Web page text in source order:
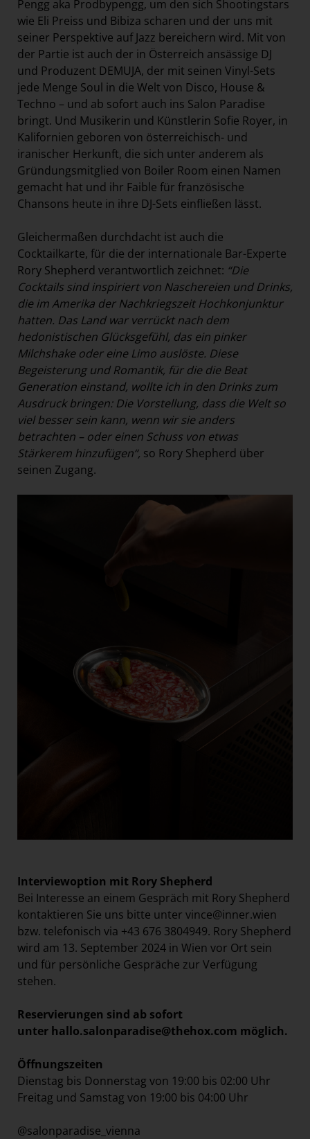
Pengg aka Prodbypengg, um den sich Shootingstars
wie Eli Preiss und Bibiza scharen und der uns mit
seiner Perspektive auf Jazz bereichern wird. Mit von
der Partie ist auch der in Österreich ansässige DJ
und Produzent DEMUJA, der mit seinen Vinyl-Sets
jede Menge Soul in die Welt von Disco, House &
Techno – und ab sofort auch ins Salon Paradise
bringt. Und Musikerin und Künstlerin Sofie Royer, in
Kalifornien geboren von österreichisch- und
iranischer Herkunft, die sich unter anderem als
Gründungsmitglied von Boiler Room einen Namen
gemacht hat und ihr Faible für französische
Chansons heute in ihre DJ-Sets einfließen lässt.
Gleichermaßen durchdacht ist auch die
Cocktailkarte, für die der internationale Bar-Experte
Rory Shepherd verantwortlich zeichnet: “Die
Cocktails sind inspiriert von Naschereien und Drinks,
die im Amerika der Nachkriegszeit Hochkonjunktur
hatten. Das Land war verrückt nach dem
hedonistischen Glücksgefühl, das ein pinker
Milchshake oder eine Limo auslöste. Diese
Begeisterung und Romantik, für die die Beat
Generation einstand, wollte ich in den Drinks zum
Ausdruck bringen: Die Vorstellung, dass die Welt so
viel besser sein kann, wenn wir sie anders
betrachten – oder einen Schuss von etwas
Stärkerem hinzufügen“, so Rory Shepherd über
seinen Zugang.
Interviewoption mit Rory Shepherd
Bei Interesse an einem Gespräch mit Rory Shepherd
kontaktieren Sie uns bitte unter vince@inner.wien
bzw. telefonisch via +43 676 3804949. Rory Shepherd
wird am 13. September 2024 in Wien vor Ort sein
und für persönliche Gespräche zur Verfügung
stehen.
Reservierungen sind ab sofort
unter hallo.salonparadise@thehox.com möglich.
Öffnungszeiten
Dienstag bis Donnerstag von 19:00 bis 02:00 Uhr
Freitag und Samstag von 19:00 bis 04:00 Uhr
@salonparadise_vienna